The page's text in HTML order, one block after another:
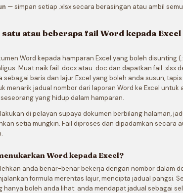
— simpan setiap .xlsx secara berasingan atau ambil
atau beberapa fail Word kepada
Word kepada hamparan Excel yang boleh disunting
Muat naik fail .docx atau .doc dan dapatkan fail .xlsx
sebagai baris dan lajur Excel yang boleh anda susun,
menarik jadual nombor dari laporan Word ke Excel untuk
yang hidup dalam hamparan.
di pelayan supaya dokumen berbilang halaman,
setia mungkin. Fail diproses dan dipadamkan secara
Word kepada Excel?
anda benar-benar bekerja dengan nombor dalam
formula merentas lajur, mencipta jadual pangsi.
hanya boleh anda lihat: anda mendapat jadual sebagai